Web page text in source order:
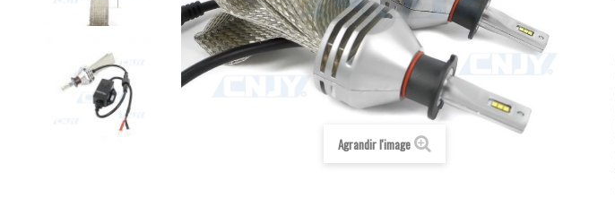
Agrandir l'image